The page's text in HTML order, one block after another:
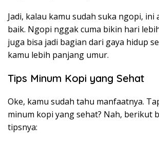
Jadi, kalau kamu sudah suka ngopi, ini
baik. Ngopi nggak cuma bikin hari
juga bisa jadi bagian dari gaya hidup
kamu lebih panjang umur.
Tips Minum Kopi yang Sehat
Oke, kamu sudah tahu manfaatnya.
minum kopi yang sehat? Nah, berikut
tipsnya: